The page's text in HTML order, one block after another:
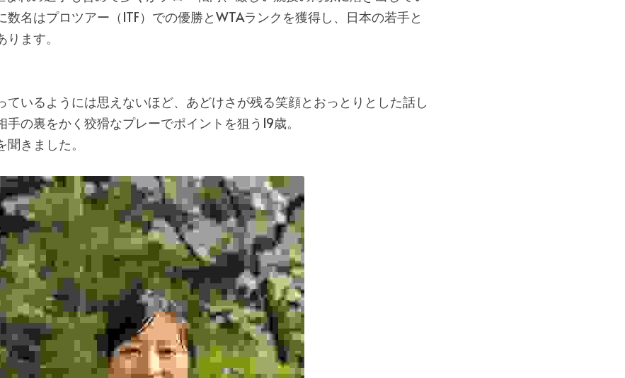
数名はプロツアー（ITF）での優勝とWTAランクを獲得し、日本の若手と
ます。
ているようには思えないほど、あどけさが残る笑顔とおっとりとした話し
の裏をかく狡猾なプレーでポイントを狙う19歳。
きました。